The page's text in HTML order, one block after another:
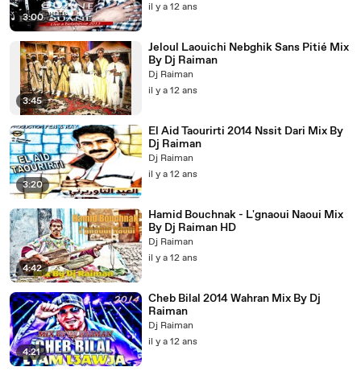
3:00
il y a 12 ans
3:45
Jeloul Laouichi Nebghik Sans Pitié Mix
By Dj Raiman
Dj Raiman
il y a 12 ans
3:20
El Aid Taourirti 2014 Nssit Dari Mix By
Dj Raiman
Dj Raiman
il y a 12 ans
4:42
Hamid Bouchnak - L'gnaoui Naoui Mix
By Dj Raiman HD
Dj Raiman
il y a 12 ans
4:21
Cheb Bilal 2014 Wahran Mix By Dj
Raiman
Dj Raiman
il y a 12 ans